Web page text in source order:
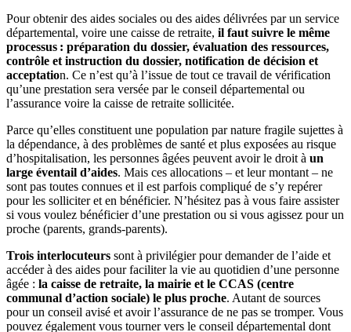
Pour obtenir des aides sociales ou des aides délivrées par un service
départemental, voire une caisse de retraite, il faut suivre le même
processus : préparation du dossier, évaluation des ressources,
contrôle et instruction du dossier, notification de décision et
acceptation. Ce n’est qu’à l’issue de tout ce travail de vérification
qu’une prestation sera versée par le conseil départemental ou
l’assurance voire la caisse de retraite sollicitée.
Parce qu’elles constituent une population par nature fragile sujettes à
la dépendance, à des problèmes de santé et plus exposées au risque
d’hospitalisation, les personnes âgées peuvent avoir le droit à un
large éventail d’aides. Mais ces allocations – et leur montant – ne
sont pas toutes connues et il est parfois compliqué de s’y repérer
pour les solliciter et en bénéficier. N’hésitez pas à vous faire assister
si vous voulez bénéficier d’une prestation ou si vous agissez pour un
proche (parents, grands-parents).
Trois interlocuteurs sont à privilégier pour demander de l’aide et
accéder à des aides pour faciliter la vie au quotidien d’une personne
âgée : la caisse de retraite, la mairie et le CCAS (centre
communal d’action sociale) le plus proche. Autant de sources
pour un conseil avisé et avoir l’assurance de ne pas se tromper. Vous
pouvez également vous tourner vers le conseil départemental dont